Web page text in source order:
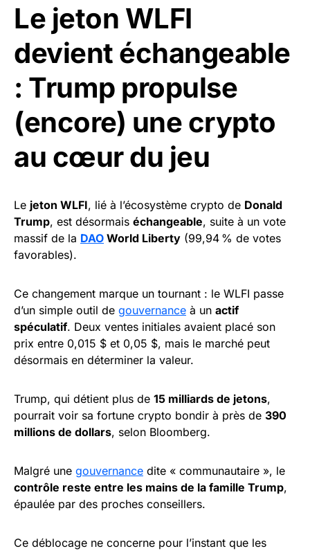
Le jeton WLFI
devient échangeable
: Trump propulse
(encore) une crypto
au cœur du jeu
Le jeton WLFI, lié à l’écosystème crypto de Donald
Trump, est désormais échangeable, suite à un vote
massif de la DAO World Liberty (99,94 % de votes
favorables).
Ce changement marque un tournant : le WLFI passe
d’un simple outil de gouvernance à un actif
spéculatif. Deux ventes initiales avaient placé son
prix entre 0,015 $ et 0,05 $, mais le marché peut
désormais en déterminer la valeur.
Trump, qui détient plus de 15 milliards de jetons,
pourrait voir sa fortune crypto bondir à près de 390
millions de dollars, selon Bloomberg.
Malgré une gouvernance dite « communautaire », le
contrôle reste entre les mains de la famille Trump,
épaulée par des proches conseillers.
Ce déblocage ne concerne pour l’instant que les